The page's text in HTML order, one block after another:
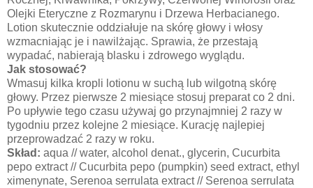
Olejki Eteryczne z Rozmarynu i Drzewa Herbacianego.
Lotion skutecznie oddziałuje na skórę głowy i włosy
wzmacniając je i nawilżając. Sprawia, że przestają
wypadać, nabierają blasku i zdrowego wyglądu.
Jak stosować?
Wmasuj kilka kropli lotionu w suchą lub wilgotną skórę
głowy. Przez pierwsze 2 miesiące stosuj preparat co 2 dni.
Po upływie tego czasu używaj go przynajmniej 2 razy w
tygodniu przez kolejne 2 miesiące. Kurację najlepiej
przeprowadzać 2 razy w roku.
Skład: aqua // water, alcohol denat., glycerin, Cucurbita
pepo extract // Cucurbita pepo (pumpkin) seed extract, ethyl
ximenynate, Serenoa serrulata extract // Serenoa serrulata